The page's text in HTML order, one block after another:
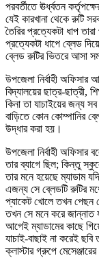
পরবর্তীতে ঊর্ধ্বতন
যেই কারখানা থেকে রুটি
তৈরির প্রত্যেকটা ধাপ তারা
প্রত্যেকটা ধাপে ব্লেড
ব্লেড রুটির ভিতরে আসা
উপজেলা নির্বাহী অফিসার
বিদ্যালয়ের ছাত্র-ছাত্রী,
কিনা তা যাচাইয়ের জন্য
বাড়িতে কোন কোম্পানির
উদ্ধার করা হয়।
উপজেলা নির্বাহী অফিসার
তার ব্যাগে ছিল; কিন্তু
তার মনে হয়েছে ম্যাডাম
এজন্য সে ব্লেডটি রুটির
প্যাকেট খোলে তখন পেছন
তখন সে মনে করে জান্নাত
আগেই ম্যাডামের কাছে
যাচাই-বাছাই না করেই
ক্লাস্টার গ্রুপে